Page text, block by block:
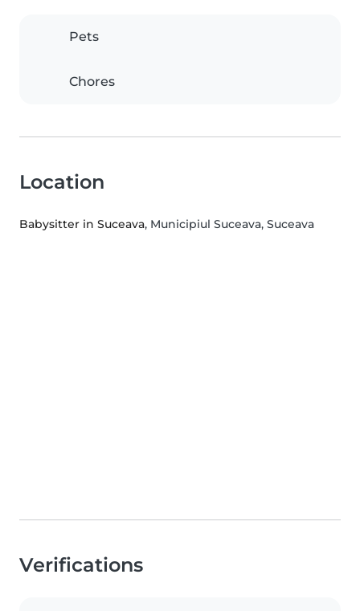
Pets
Chores
Location
Babysitter in Suceava, Municipiul Suceava, Suceava
Verifications